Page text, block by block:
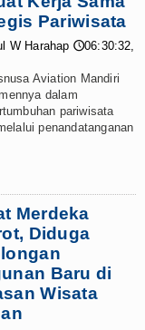
Pemandian Air
Ringkus 3
Absen di
Inter Milan
Milan di Laga
Labuhanbatu
Pariwisata
W Harahap 🕔06:30:32,
Aviation Mandiri
dalam
pariwisata
penandatanganan
Merdeka
Diduga
Baru di
Wisata